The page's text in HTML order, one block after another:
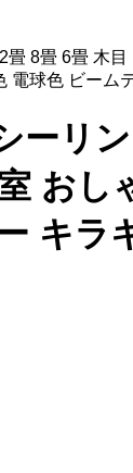
8畳 6畳 木
電球色 ビーム
ーリ
お
キラ